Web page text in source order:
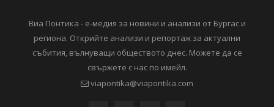
Виа Понтика - е-медия за новини и анализи от Бургас и
региона. Открийте анализи и репортаж за актуални
събития, вълнуващи обществото днес. Можете да се
свържете с нас по имейл.
viapontika@viapontika.com